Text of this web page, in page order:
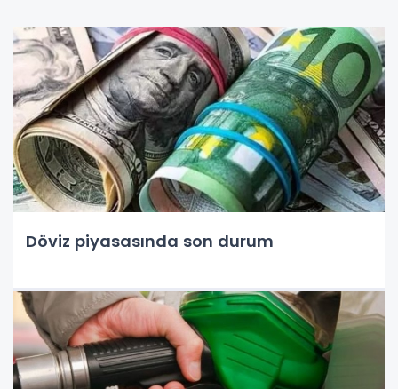
Döviz piyasasında son durum